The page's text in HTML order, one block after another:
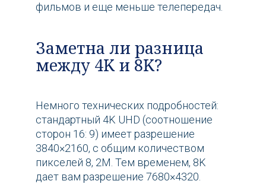
фильмов и еще меньше телепередач.
Заметна ли разница
между 4K и 8K?
Немного технических подробностей:
стандартный 4K UHD (соотношение
сторон 16: 9) имеет разрешение
3840×2160, с общим количеством
пикселей 8, 2M. Тем временем, 8K
дает вам разрешение 7680×4320.